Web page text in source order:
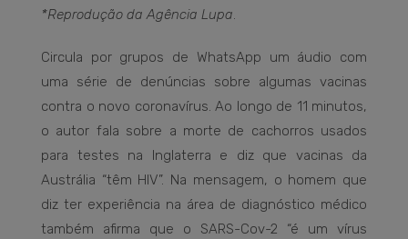
*Reprodução da Agência Lupa.
Circula por grupos de WhatsApp um áudio com
uma série de denúncias sobre algumas vacinas
contra o novo coronavírus. Ao longo de 11 minutos,
o autor fala sobre a morte de cachorros usados
para testes na Inglaterra e diz que vacinas da
Austrália “têm HIV”. Na mensagem, o homem que
diz ter experiência na área de diagnóstico médico
também afirma que o SARS-Cov-2 “é um vírus